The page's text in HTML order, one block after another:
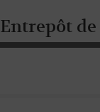
Entrepôt de